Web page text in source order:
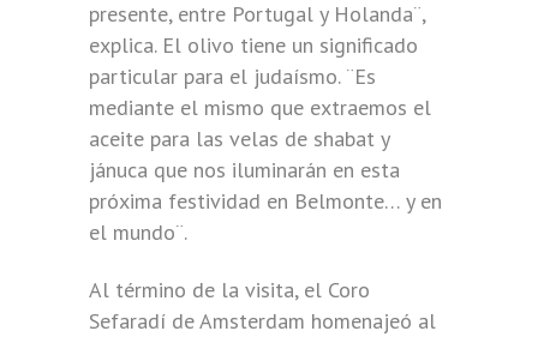
presente, entre Portugal y Holanda¨,
explica. El olivo tiene un significado
particular para el judaísmo. ¨Es
mediante el mismo que extraemos el
aceite para las velas de shabat y
jánuca que nos iluminarán en esta
próxima festividad en Belmonte… y en
el mundo¨.
Al término de la visita, el Coro
Sefaradí de Amsterdam homenajeó al